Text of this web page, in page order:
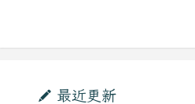
最近更新